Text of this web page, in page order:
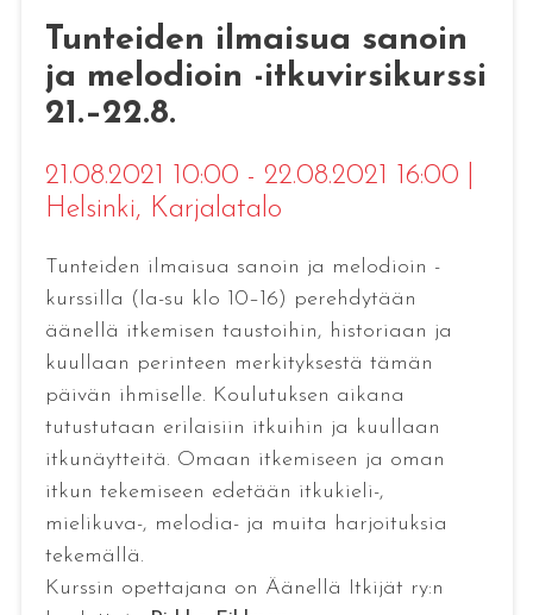
Tunteiden ilmaisua sanoin
ja melodioin -itkuvirsikurssi
21.–22.8.
21.08.2021 10:00 - 22.08.2021 16:00
Helsinki, Karjalatalo
Tunteiden ilmaisua sanoin ja melodioin -
kurssilla (la-su klo 10–16) perehdytään
äänellä itkemisen taustoihin, historiaan ja
kuullaan perinteen merkityksestä tämän
päivän ihmiselle. Koulutuksen aikana
tutustutaan erilaisiin itkuihin ja kuullaan
itkunäytteitä. Omaan itkemiseen ja oman
itkun tekemiseen edetään itkukieli-,
mielikuva-, melodia- ja muita harjoituksia
tekemällä.
Kurssin opettajana on Äänellä Itkijät ry:n